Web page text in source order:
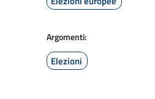
Argomenti:
Elezioni